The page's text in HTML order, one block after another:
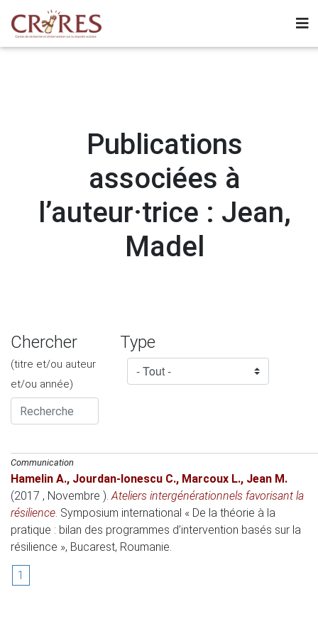
Publications
associées à
l’auteur·trice : Jean,
Madel
Chercher
(titre et/ou auteur
et/ou année)
Type
Communication
Hamelin A., Jourdan-Ionescu C., Marcoux L., Jean M.
(2017 , Novembre ).Ateliers intergénérationnels favorisant la
résilience. Symposium international « De la théorie à la
pratique : bilan des programmes d’intervention basés sur la
résilience », Bucarest, Roumanie.
1